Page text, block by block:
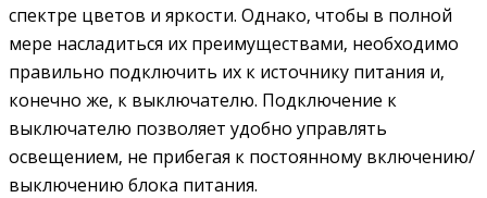
спектре цветов и яркости. Однако‚ чтобы в полной
мере насладиться их преимуществами‚ необходимо
правильно подключить их к источнику питания и‚
конечно же‚ к выключателю. Подключение к
выключателю позволяет удобно управлять
освещением‚ не прибегая к постоянному включению/
выключению блока питания.